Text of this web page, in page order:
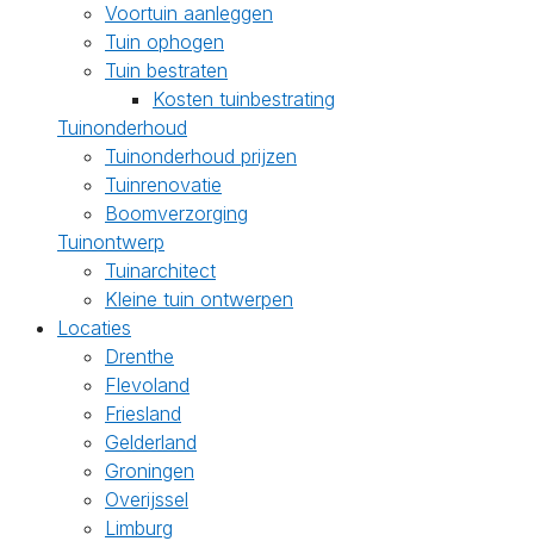
Voortuin aanleggen
Tuin ophogen
Tuin bestraten
Kosten tuinbestrating
Tuinonderhoud
Tuinonderhoud prijzen
Tuinrenovatie
Boomverzorging
Tuinontwerp
Tuinarchitect
Kleine tuin ontwerpen
Locaties
Drenthe
Flevoland
Friesland
Gelderland
Groningen
Overijssel
Limburg